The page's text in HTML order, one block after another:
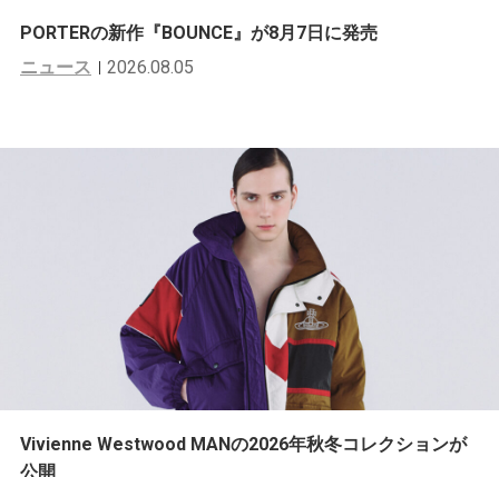
PORTERの新作『BOUNCE』が8月7日に発売
ニュース
2026.08.05
Vivienne Westwood MANの2026年秋冬コレクションが
公開